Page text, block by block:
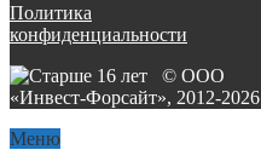
Политика
конфиденциальности
© ООО
«Инвест-Форсайт», 2012-2026
Меню